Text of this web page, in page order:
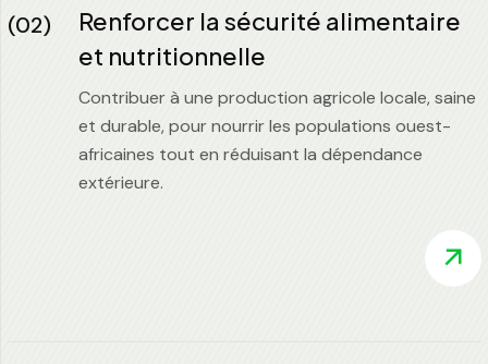
(02)
Renforcer la sécurité alimentaire
et nutritionnelle
Contribuer à une production agricole locale, saine
et durable, pour nourrir les populations ouest-
africaines tout en réduisant la dépendance
extérieure.